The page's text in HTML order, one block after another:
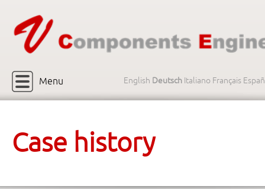
Menu English Deutsch Italiano Français
Case history